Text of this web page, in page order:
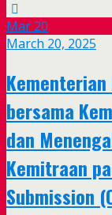
Mar 20
March 20, 2025
bersama
dan
Kemitraan
Submission